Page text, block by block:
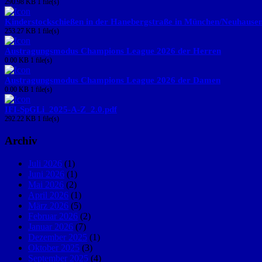
290.98 KB 1 file(s)
Kinderstockschießen in der Hanebergstraße in München/
253.27 KB 1 file(s)
Austragungsmodus Champions League 2026 der Herren
0.00 KB 1 file(s)
Austragungsmodus Champions League 2026 der Damen
0.00 KB 1 file(s)
IFI-SpGLi_2025-A-Z_2.0.pdf
292.22 KB 1 file(s)
Archiv
Juli 2026 (1)
Juni 2026 (1)
Mai 2026 (2)
April 2026 (1)
März 2026 (5)
Februar 2026 (2)
Januar 2026 (7)
Dezember 2025 (1)
Oktober 2025 (3)
September 2025 (4)